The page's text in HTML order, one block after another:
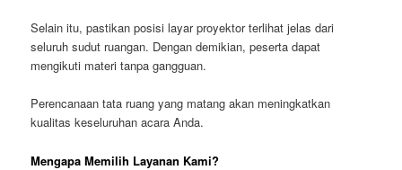
Selain itu, pastikan posisi layar proyektor terlihat jelas dari
seluruh sudut ruangan. Dengan demikian, peserta dapat
mengikuti materi tanpa gangguan.
Perencanaan tata ruang yang matang akan meningkatkan
kualitas keseluruhan acara Anda.
Mengapa Memilih Layanan Kami?